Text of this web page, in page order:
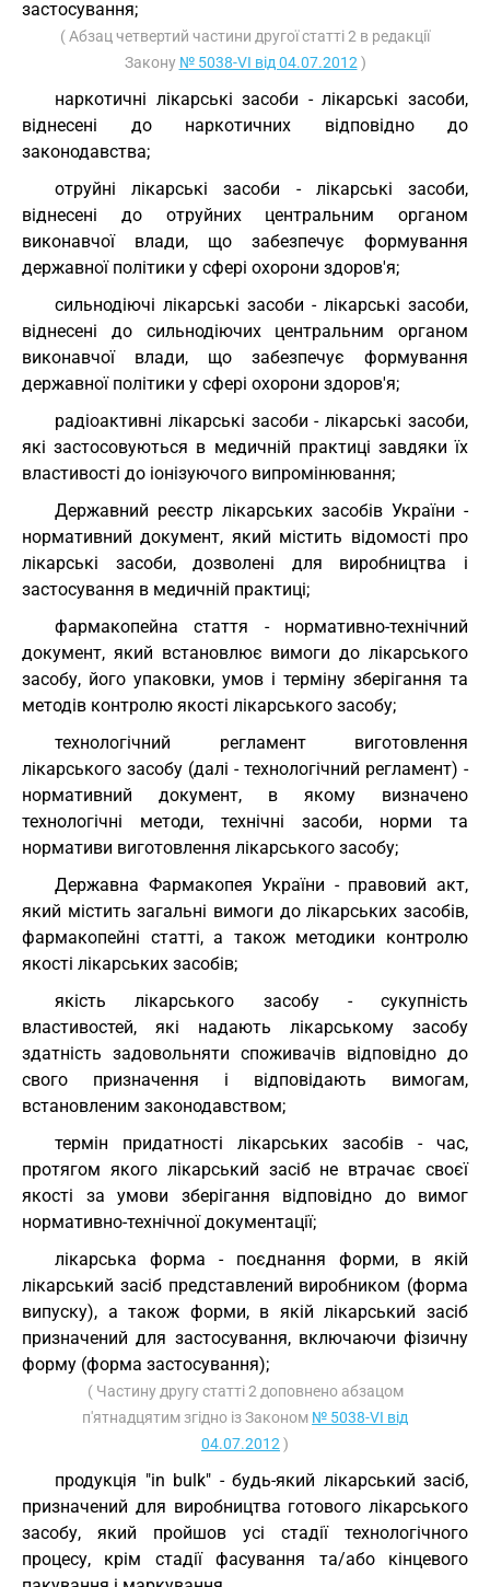
застосування;
( Абзац четвертий частини другої статті 2 в редакції
Закону № 5038-VI від 04.07.2012 )
наркотичні лікарські засоби - лікарські засоби,
віднесені до наркотичних відповідно до
законодавства;
отруйні лікарські засоби - лікарські засоби,
віднесені до отруйних центральним органом
виконавчої влади, що забезпечує формування
державної політики у сфері охорони здоров'я;
сильнодіючі лікарські засоби - лікарські засоби,
віднесені до сильнодіючих центральним органом
виконавчої влади, що забезпечує формування
державної політики у сфері охорони здоров'я;
радіоактивні лікарські засоби - лікарські засоби,
які застосовуються в медичній практиці завдяки їх
властивості до іонізуючого випромінювання;
Державний реєстр лікарських засобів України -
нормативний документ, який містить відомості про
лікарські засоби, дозволені для виробництва і
застосування в медичній практиці;
фармакопейна стаття - нормативно-технічний
документ, який встановлює вимоги до лікарського
засобу, його упаковки, умов і терміну зберігання та
методів контролю якості лікарського засобу;
технологічний регламент виготовлення
лікарського засобу (далі - технологічний регламент) -
нормативний документ, в якому визначено
технологічні методи, технічні засоби, норми та
нормативи виготовлення лікарського засобу;
Державна Фармакопея України - правовий акт,
який містить загальні вимоги до лікарських засобів,
фармакопейні статті, а також методики контролю
якості лікарських засобів;
якість лікарського засобу - сукупність
властивостей, які надають лікарському засобу
здатність задовольняти споживачів відповідно до
свого призначення і відповідають вимогам,
встановленим законодавством;
термін придатності лікарських засобів - час,
протягом якого лікарський засіб не втрачає своєї
якості за умови зберігання відповідно до вимог
нормативно-технічної документації;
лікарська форма - поєднання форми, в якій
лікарський засіб представлений виробником (форма
випуску), а також форми, в якій лікарський засіб
призначений для застосування, включаючи фізичну
форму (форма застосування);
( Частину другу статті 2 доповнено абзацом
п'ятнадцятим згідно із Законом № 5038-VI від
04.07.2012 )
продукція "in bulk" - будь-який лікарський засіб,
призначений для виробництва готового лікарського
засобу, який пройшов усі стадії технологічного
процесу, крім стадії фасування та/або кінцевого